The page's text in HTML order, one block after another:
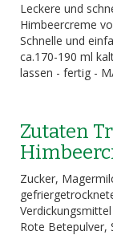
Leckere und
Himbeercreme
Schnelle und
ca.170-190 ml
lassen - fertig -
Zutaten
Zucker,
Rote Betepulver,